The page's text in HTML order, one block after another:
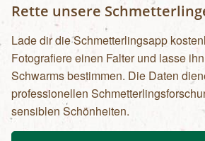
Rette unsere
Lade dir die Schmetterlingsapp
Fotografiere einen Falter und lasse
Schwarms bestimmen. Die Daten
professionellen
sensiblen Schönheiten.